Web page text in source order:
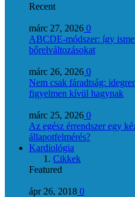
Recent
márc 27, 2026 0
ABCDE‑módszer: így
bőrelváltozásokat
márc 26, 2026 0
Nem csak fáradtság:
figyelmen kívül hagynak
márc 25, 2026 0
Az egész érrendszer egy
állapotfelmérés?
Kardiológia
Cikkek
Featured
ápr 26, 2018 0